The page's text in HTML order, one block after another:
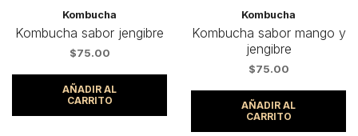
Kombucha
Kombucha sabor jengibre
$75.00
AÑADIR AL
CARRITO
Kombucha
Kombucha sabor mango y
jengibre
$75.00
AÑADIR AL
CARRITO